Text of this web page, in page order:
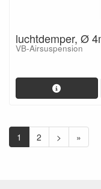
luchtdemper, Ø
VB-Airsuspension
1 2 > »